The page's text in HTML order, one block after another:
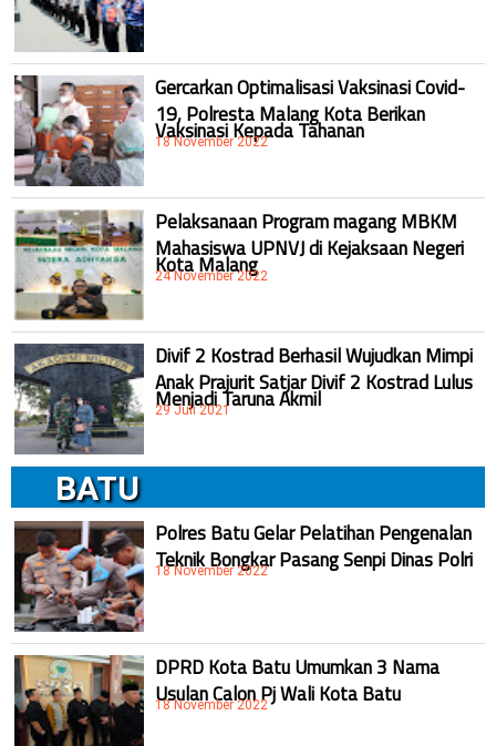
Gercarkan Optimalisasi Vaksinasi Covid-
19, Polresta Malang Kota Berikan
Vaksinasi Kepada Tahanan
18 November 2022
Pelaksanaan Program magang MBKM
Mahasiswa UPNVJ di Kejaksaan Negeri
Kota Malang
24 November 2022
Divif 2 Kostrad Berhasil Wujudkan Mimpi
Anak Prajurit Satjar Divif 2 Kostrad Lulus
Menjadi Taruna Akmil
29 Juli 2021
BATU
Polres Batu Gelar Pelatihan Pengenalan
Teknik Bongkar Pasang Senpi Dinas Polri
18 November 2022
DPRD Kota Batu Umumkan 3 Nama
Usulan Calon Pj Wali Kota Batu
18 November 2022